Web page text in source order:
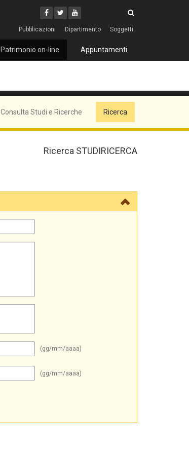
Facebook
Twitter
Youtube
Pubblicazioni Dipartimento Soggetti
Patrimonio on-line Appuntamenti
Consulta Studi e Ricerche Ricerca
Ricerca STUDIRICERCA
(gg/mm/aaaa)
(gg/mm/aaaa)